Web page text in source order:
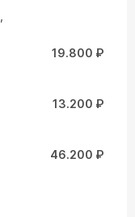
19.800 ₽
13.200 ₽
46.200 ₽